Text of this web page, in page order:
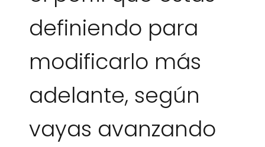
definiendo para
modificarlo más
adelante, según
vayas avanzando